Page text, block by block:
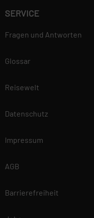
SERVICE
Fragen und Antworten
Glossar
Reisewelt
Datenschutz
Impressum
AGB
Barrierefreiheit